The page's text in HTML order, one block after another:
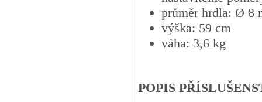
průměr hrdla: Ø 8
výška: 59 cm
váha: 3,6 kg
POPIS